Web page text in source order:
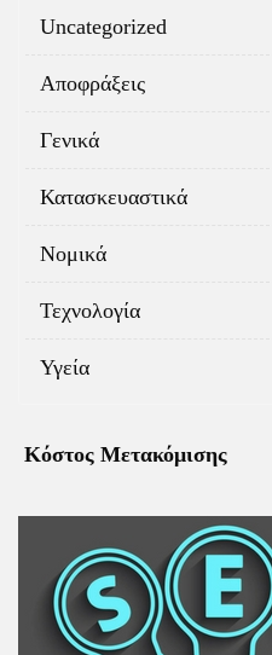
Uncategorized
Αποφράξεις
Γενικά
Κατασκευαστικά
Νομικά
Τεχνολογία
Υγεία
Κόστος Μετακόμισης